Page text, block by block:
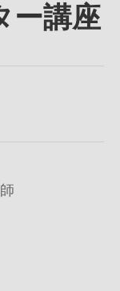
ー講座